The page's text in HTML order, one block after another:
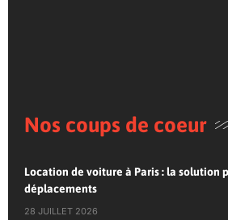
Nos coups de coeur
Location de voiture à Paris : la solution
déplacements
28 JUILLET 2026